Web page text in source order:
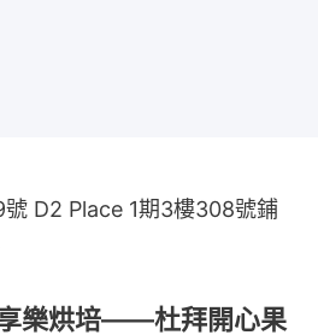
D2 Place 1期3樓308號鋪
樂烘培——杜拜開心果